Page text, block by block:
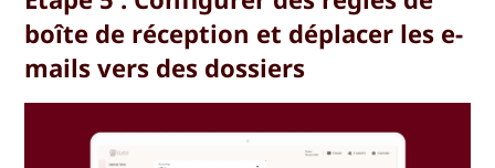
boîte de réception et déplacer les e-
mails vers des dossiers